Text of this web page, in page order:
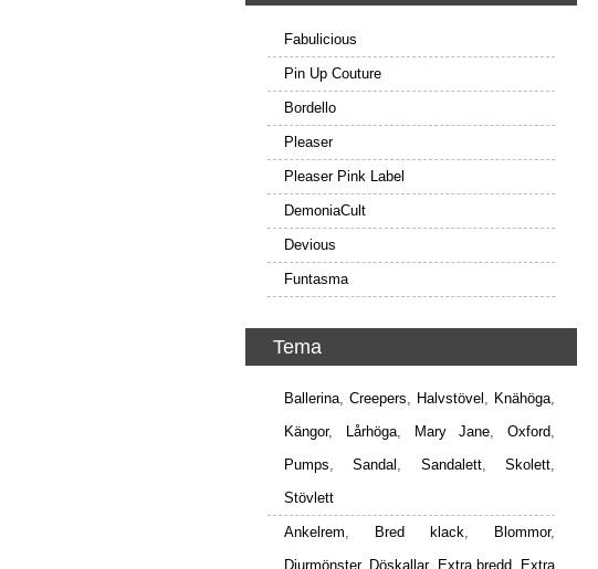
Fabulicious
Pin Up Couture
Bordello
Pleaser
Pleaser Pink Label
DemoniaCult
Devious
Funtasma
Tema
Ballerina, Creepers, Halvstövel , Knähöga,
Kängor, Lårhöga, Mary Jane, Oxford,
Pumps,Sandal , Sandalett,Skolett,
Stövlett
Ankelrem, Bred klack, Blommor,
Djurmönster, Döskallar, Extra bredd Extra